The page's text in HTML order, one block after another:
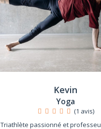
Kevin
Yoga
(1 avis)
Triathlète passionné et